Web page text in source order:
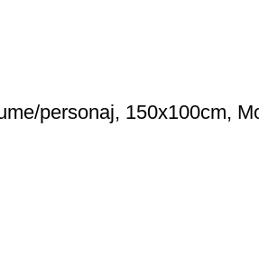
personaj, 150x100cm,